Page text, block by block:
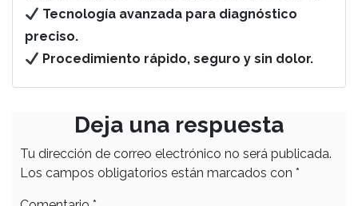
Tecnología avanzada para diagnóstico
preciso.
Procedimiento rápido, seguro y sin dolor.
Deja una respuesta
Tu dirección de correo electrónico no será publicada.
Los campos obligatorios están marcados con *